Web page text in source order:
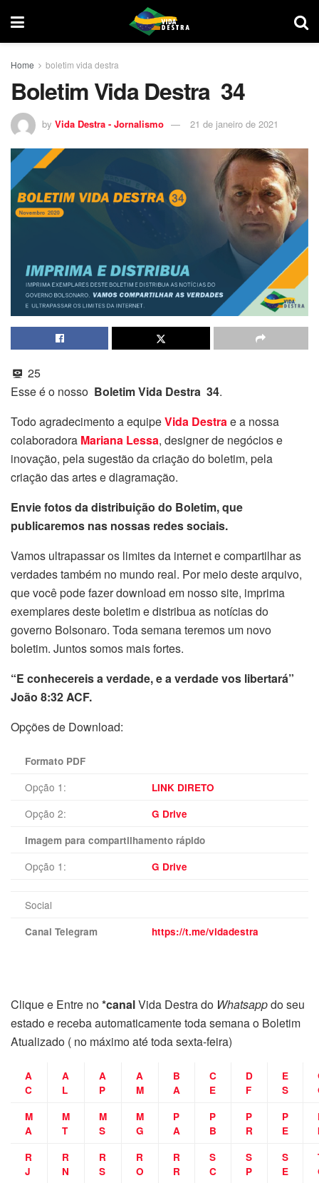
Home boletim vida destra
Boletim Vida Destra 34
by Vida Destra - Jornalismo 21 de janeiro de 2021
25
Esse é o nosso Boletim Vida Destra 34.
Todo agradecimento a equipeVida Destrae a nossa
colaboradora Mariana Lessa, designer de negócios e
inovação, pela sugestão da criação do boletim, pela
criação das artes e diagramação.
Envie fotos da distribuição do Boletim, que
publicaremos nas nossas redes sociais.
Vamos ultrapassar os limites da internet e compartilhar as
verdades também no mundo real. Por meio deste arquivo,
que você pode fazer download em nosso site, imprima
exemplares deste boletim e distribua as notícias do
governo Bolsonaro. Toda semana teremos um novo
boletim. Juntos somos mais fortes.
“E conhecereis a verdade, e a verdade vos libertará”
João 8:32 ACF.
Opções de Download:
Formato PDF
Opção 1: LINK DIRETO
Opção 2:
G Drive
Imagem para compartilhamento rápido
Opção 1: G Drive
Social
Canal Telegram https://t.me/vidadestra
Clique e Entre no*canalVida Destra do Whatsappdo seu
estado e receba automaticamente toda semana o Boletim
Atualizado ( no máximo até toda sexta-feira)
A
C
A
L
A
P
A
M
B
A
C
E
D
F
E
S
M
A
M
T
M
S
M
G
P
A
P
B
P
R
P
E
R
J
R
N
R
S
R
O
R
R
S
C
S
P
S
E